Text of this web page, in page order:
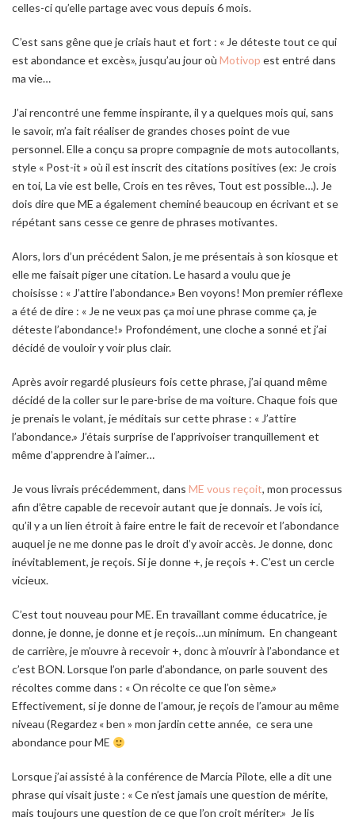
celles-ci qu’elle partage avec vous depuis 6 mois.
C’est sans gêne que je criais haut et fort : « Je déteste tout ce qui
est abondance et excès», jusqu’au jour où Motivop est entré dans
ma vie…
J’ai rencontré une femme inspirante, il y a quelques mois qui, sans
le savoir, m’a fait réaliser de grandes choses point de vue
personnel. Elle a conçu sa propre compagnie de mots autocollants,
style « Post-it » où il est inscrit des citations positives (ex: Je crois
en toi, La vie est belle, Crois en tes rêves, Tout est possible…). Je
dois dire que ME a également cheminé beaucoup en écrivant et se
répétant sans cesse ce genre de phrases motivantes.
Alors, lors d’un précédent Salon, je me présentais à son kiosque et
elle me faisait piger une citation. Le hasard a voulu que je
choisisse : « J’attire l’abondance.» Ben voyons! Mon premier réflexe
a été de dire : « Je ne veux pas ça moi une phrase comme ça, je
déteste l’abondance!» Profondément, une cloche a sonné et j’ai
décidé de vouloir y voir plus clair.
Après avoir regardé plusieurs fois cette phrase, j’ai quand même
décidé de la coller sur le pare-brise de ma voiture. Chaque fois que
je prenais le volant, je méditais sur cette phrase : « J’attire
l’abondance.» J’étais surprise de l’apprivoiser tranquillement et
même d’apprendre à l’aimer…
Je vous livrais précédemment, dans ME vous reçoit, mon processus
afin d’être capable de recevoir autant que je donnais. Je vois ici,
qu’il y a un lien étroit à faire entre le fait de recevoir et l’abondance
auquel je ne me donne pas le droit d’y avoir accès. Je donne, donc
inévitablement, je reçois. Si je donne +, je reçois +. C’est un cercle
vicieux.
C’est tout nouveau pour ME. En travaillant comme éducatrice, je
donne, je donne, je donne et je reçois…un minimum. En changeant
de carrière, je m’ouvre à recevoir +, donc à m’ouvrir à l’abondance et
c’est BON. Lorsque l’on parle d’abondance, on parle souvent des
récoltes comme dans : « On récolte ce que l’on sème.»
Effectivement, si je donne de l’amour, je reçois de l’amour au même
niveau (Regardez « ben » mon jardin cette année, ce sera une
abondance pour ME
Lorsque j’ai assisté à la conférence de Marcia Pilote, elle a dit une
phrase qui visait juste : « Ce n’est jamais une question de mérite,
mais toujours une question de ce que l’on croit mériter.» Je lis